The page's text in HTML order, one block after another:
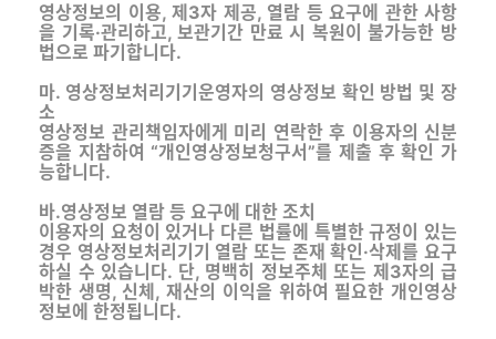
영상정보의 이용, 제3자 제공, 열람 등 요구에 관한 사항
을 기록·관리하고, 보관기간 만료 시 복원이 불가능한 방
법으로 파기합니다.
마. 영상정보처리기기운영자의 영상정보 확인 방법 및 장
소
영상정보 관리책임자에게 미리 연락한 후 이용자의 신분
증을 지참하여 “개인영상정보청구서”를 제출 후 확인 가
능합니다.
바.영상정보 열람 등 요구에 대한 조치
이용자의 요청이 있거나 다른 법률에 특별한 규정이 있는
경우 영상정보처리기기 열람 또는 존재 확인·삭제를 요구
하실 수 있습니다. 단, 명백히 정보주체 또는 제3자의 급
박한 생명, 신체, 재산의 이익을 위하여 필요한 개인영상
정보에 한정됩니다.